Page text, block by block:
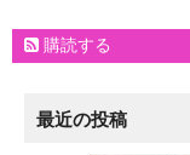
購読する
最近の投稿